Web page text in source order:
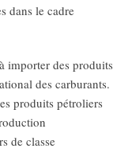
dans le cadre
importer des produits
des carburants.
produits pétroliers
de classe